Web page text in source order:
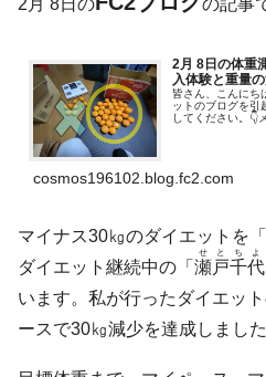
2月 8日の の記事
2月 8日の体重
入体験と重量の
皆さん、こんに
ットのブログを引
してください。👇
cosmos196102.blog.fc2.com
マイナス30㎏のダイエットを
ダイエット継続中の「 瀬戸千代
せとちよ
います。私が行ったダイエッ
ースで30㎏減少を達成しました